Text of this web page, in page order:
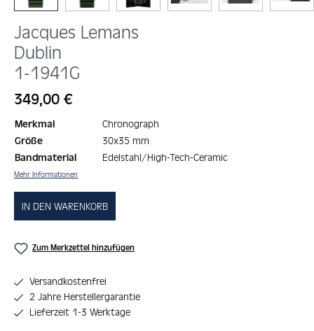
Jacques Lemans
Dublin
1-1941G
Regulärer Preis:
349,00 €
Merkmal
Chronograph
Größe
30x35 mm
Bandmaterial
Edelstahl/High-Tech-Ceramic
Mehr Informationen
IN DEN WARENKORB
Zum Merkzettel hinzufügen
Versandkostenfrei
2 Jahre Herstellergarantie
Lieferzeit 1-3 Werktage